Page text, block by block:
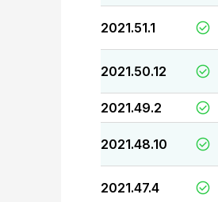
2021.51.1
2021.50.12
2021.49.2
2021.48.10
2021.47.4